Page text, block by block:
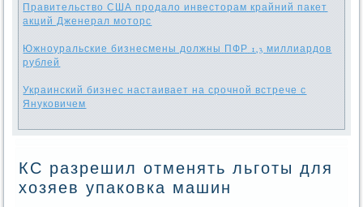
Правительство США продало инвесторам крайний пакет
акций Дженерал моторс
Южноуральские бизнесмены должны ПФР 1,3 миллиардов
рублей
Украинский бизнес настаивает на срочной встрече с
Януковичем
КС разрешил отменять льготы для
хозяев упаковка машин